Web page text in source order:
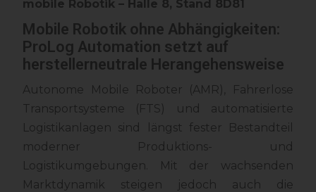
mobile Robotik – Halle 8, Stand 8D81
Mobile Robotik ohne Abhängigkeiten:
ProLog Automation setzt auf
herstellerneutrale Herangehensweise
Autonome Mobile Roboter (AMR), Fahrerlose
Transportsysteme (FTS) und automatisierte
Logistikanlagen sind längst fester Bestandteil
moderner Produktions- und
Logistikumgebungen. Mit der wachsenden
Marktdynamik steigen jedoch auch die